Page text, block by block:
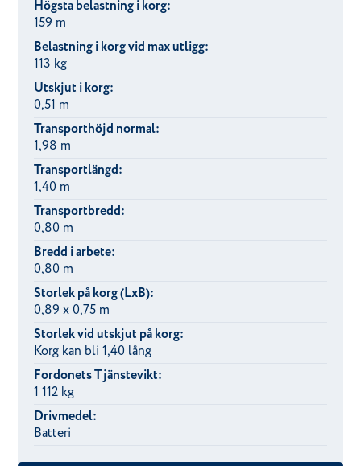
Högsta belastning i korg:
159 m
Belastning i korg vid max utligg:
113 kg
Utskjut i korg:
0,51 m
Transporthöjd normal:
1,98 m
Transportlängd:
1,40 m
Transportbredd:
0,80 m
Bredd i arbete:
0,80 m
Storlek på korg (LxB):
0,89 x 0,75 m
Storlek vid utskjut på korg:
Korg kan bli 1,40 lång
Fordonets Tjänstevikt:
1 112 kg
Drivmedel:
Batteri